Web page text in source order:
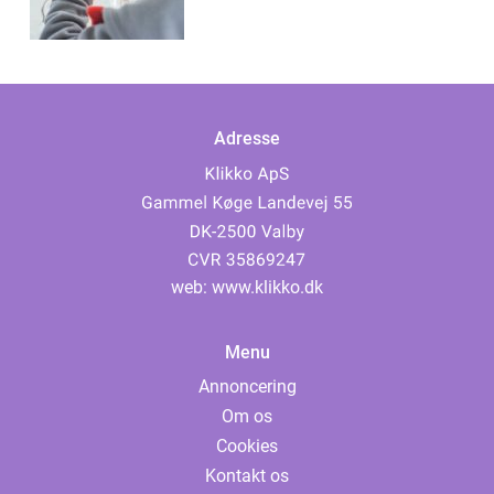
Adresse
web: www.klikko.dk
Menu
Annoncering
Om os
Cookies
Kontakt os